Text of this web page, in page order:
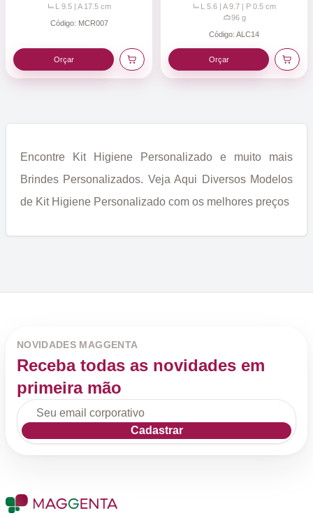
L 9.5 | A 17.5 cm
Código: MCR007
Orçar
L 5.6 | A 9.7 | P 0.5 cm
96g
Código: ALC14
Orçar
Encontre Kit Higiene Personalizado e muito mais
Brindes Personalizados. Veja Aqui Diversos Modelos
de Kit Higiene Personalizado com os melhores preços
NOVIDADES MAGGENTA
Receba todas as novidades em
primeira mão
Cadastrar